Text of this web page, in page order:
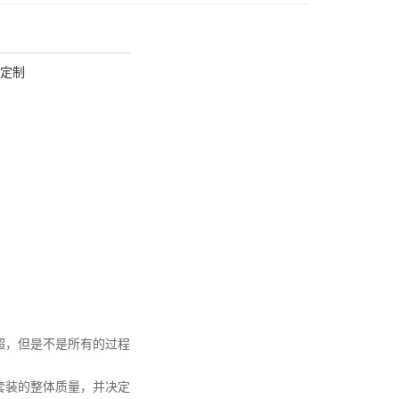
制
但是不是所有的过程
的整体质量，并决定